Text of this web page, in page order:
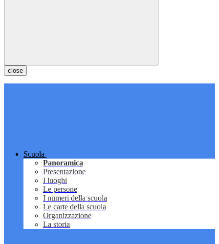
close
Scuola
Panoramica
Presentazione
I luoghi
Le persone
I numeri della scuola
Le carte della scuola
Organizzazione
La storia